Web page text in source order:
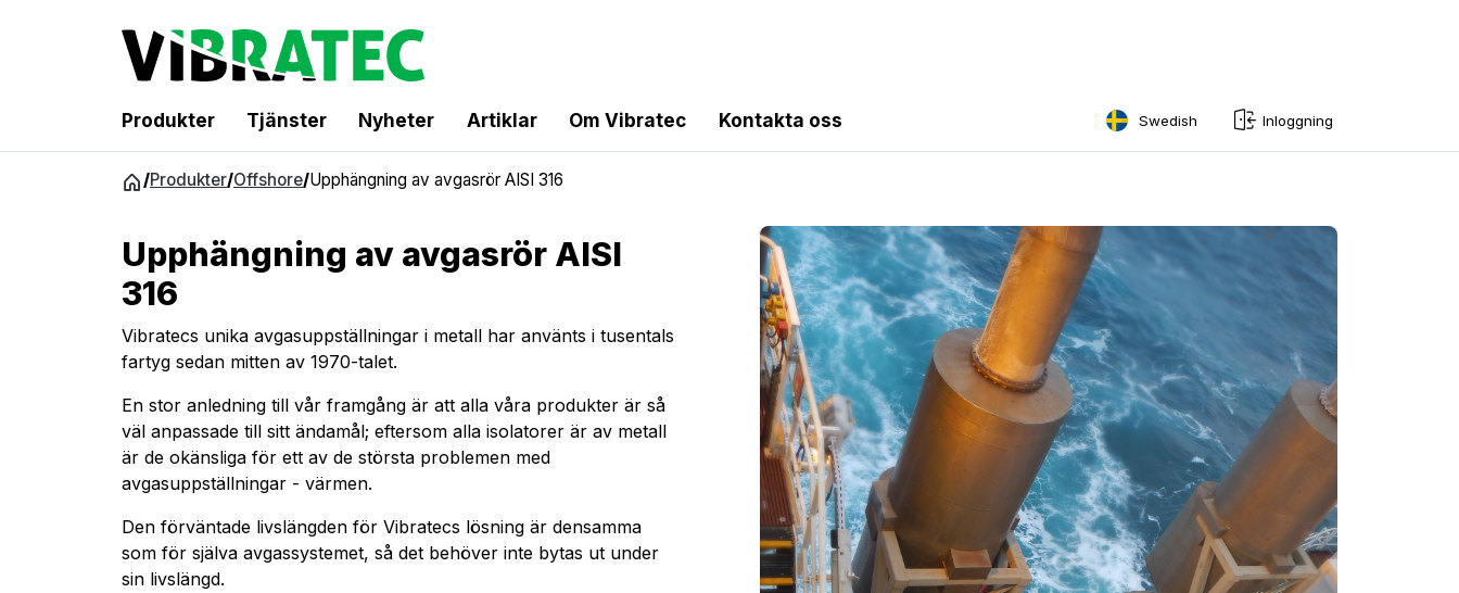
Produkter Tjänster Nyheter Artiklar Om Vibratec Kontakta oss Swedish
Norwegian
Estonian
Finnish
Danish
Inloggning
/Produkter/Offshore/Upphängning av avgasrör AISI 316
Upphängning av avgasrör AISI
316
Vibratecs unika avgasuppställningar i metall har använts i tusentals
fartyg sedan mitten av 1970-talet.
En stor anledning till vår framgång är att alla våra produkter är så
väl anpassade till sitt ändamål; eftersom alla isolatorer är av metall
är de okänsliga för ett av de största problemen med
avgasuppställningar - värmen.
Den förväntade livslängden för Vibratecs lösning är densamma
som för själva avgassystemet, så det behöver inte bytas ut under
sin livslängd.